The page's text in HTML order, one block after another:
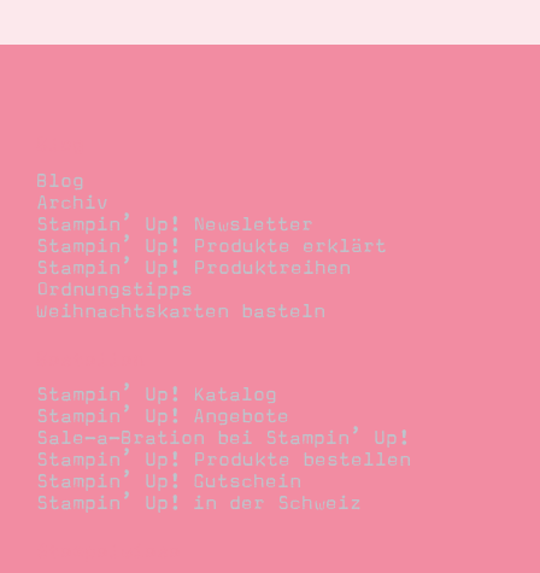
Blog
Archiv
Stampin’ Up! Newsletter
Stampin’ Up! Produkte erklärt
Stampin’ Up! Produktreihen
Ordnungstipps
Weihnachtskarten basteln
Stampin’ Up! Katalog
Stampin’ Up! Angebote
Sale-a-Bration bei Stampin’ Up!
Stampin’ Up! Produkte bestellen
Stampin’ Up! Gutschein
Stampin’ Up! in der Schweiz